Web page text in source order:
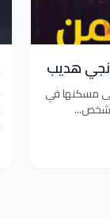
هديب
مسكنها في
شخص...